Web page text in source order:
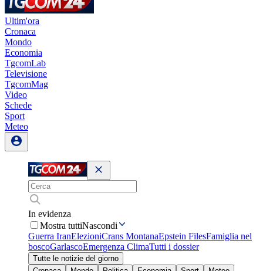
Ultim'ora
Cronaca
Mondo
Economia
TgcomLab
Televisione
TgcomMag
Video
Schede
Sport
Meteo
In evidenza
Mostra tuttiNascondi
Guerra IranElezioniCrans MontanaEpstein FilesFamiglia nel
boscoGarlascoEmergenza ClimaTutti i dossier
Tutte le notizie del giorno